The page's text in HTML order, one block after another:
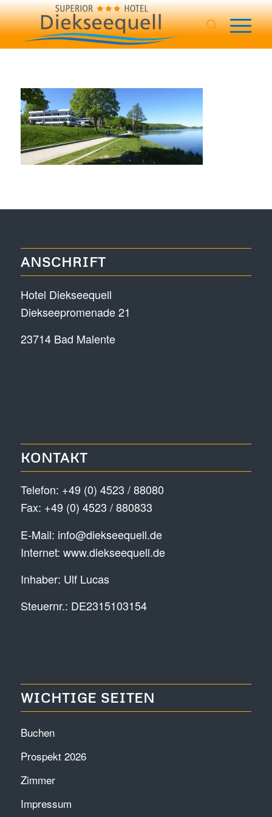
ANSCHRIFT
Hotel Diekseequell
Diekseepromenade 21
23714 Bad Malente
KONTAKT
Telefon: +49 (0) 4523 / 88080
Fax: +49 (0) 4523 / 880833
E-Mail: info@diekseequell.de
Internet: www.diekseequell.de
Inhaber: Ulf Lucas
Steuernr.: DE2315103154
WICHTIGE SEITEN
Buchen
Prospekt 2026
Zimmer
Impressum